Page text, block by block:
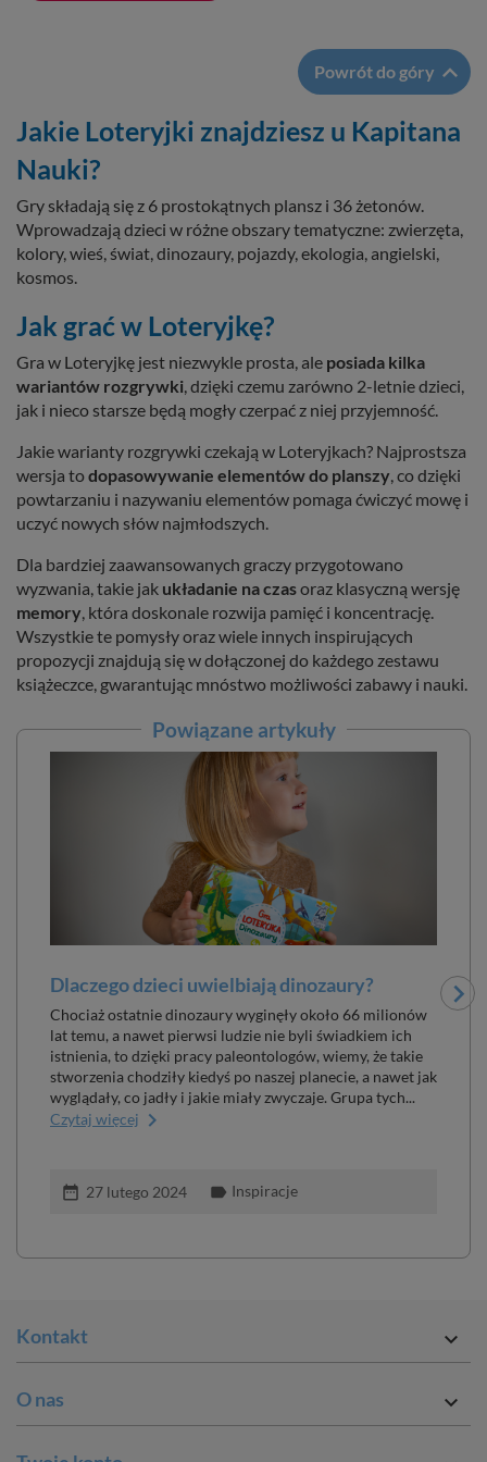
Powrót do góry 
Jakie Loteryjki znajdziesz u Kapitana
Nauki?
Gry składają się z 6 prostokątnych plansz i 36 żetonów.
Wprowadzają dzieci w różne obszary tematyczne: zwierzęta,
kolory, wieś, świat, dinozaury, pojazdy, ekologia, angielski,
kosmos.
Jak grać w Loteryjkę?
Gra w Loteryjkę jest niezwykle prosta, ale posiada kilka
wariantów rozgrywki, dzięki czemu zarówno 2-letnie dzieci,
jak i nieco starsze będą mogły czerpać z niej przyjemność.
Jakie warianty rozgrywki czekają w Loteryjkach? Najprostsza
wersja todopasowywanie elementów do planszy, co dzięki
powtarzaniu i nazywaniu elementów pomaga ćwiczyć mowę i
uczyć nowych słów najmłodszych.
Dla bardziej zaawansowanych graczy przygotowano
wyzwania, takie jak układanie na czasoraz klasyczną wersję
memory, która doskonale rozwija pamięć i koncentrację.
Wszystkie te pomysły oraz wiele innych inspirujących
propozycji znajdują się w dołączonej do każdego zestawu
książeczce, gwarantując mnóstwo możliwości zabawy i nauki.
Powiązane artykuły
Dlaczego dzieci uwielbiają dinozaury?
Chociaż ostatnie dinozaury wyginęły około 66 milionów
lat temu, a nawet pierwsi ludzie nie byli świadkiem ich
istnienia, to dzięki pracy paleontologów, wiemy, że takie
stworzenia chodziły kiedyś po naszej planecie, a nawet jak
wyglądały, co jadły i jakie miały zwyczaje. Grupa tych...
Czytaj więcej keyboard_arrow_right
date_range 27 lutego 2024 label Inspiracje
Kontakt 
O nas 